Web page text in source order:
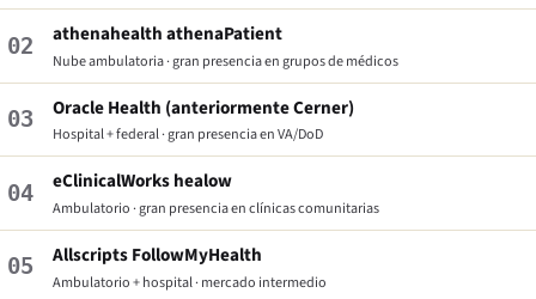
02 athenahealth athenaPatient
Nube ambulatoria · gran presencia en grupos de médicos
03 Oracle Health (anteriormente Cerner)
Hospital + federal · gran presencia en VA/DoD
04 eClinicalWorks healow
Ambulatorio · gran presencia en clínicas comunitarias
05 Allscripts FollowMyHealth
Ambulatorio + hospital · mercado intermedio